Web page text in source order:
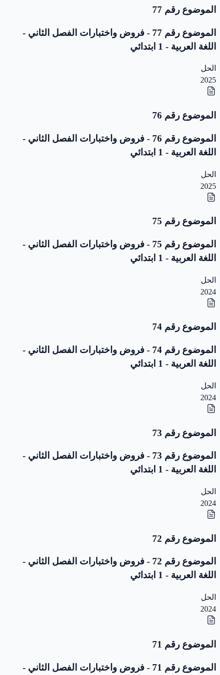
الموضوع رقم 77
الموضوع رقم 77 - فروض واختبارات الفصل الثاني -
اللغة العربية - 1 ابتدائي
الحل
2025
الموضوع رقم 76
الموضوع رقم 76 - فروض واختبارات الفصل الثاني -
اللغة العربية - 1 ابتدائي
الحل
2025
الموضوع رقم 75
الموضوع رقم 75 - فروض واختبارات الفصل الثاني -
اللغة العربية - 1 ابتدائي
الحل
2024
الموضوع رقم 74
الموضوع رقم 74 - فروض واختبارات الفصل الثاني -
اللغة العربية - 1 ابتدائي
الحل
2024
الموضوع رقم 73
الموضوع رقم 73 - فروض واختبارات الفصل الثاني -
اللغة العربية - 1 ابتدائي
الحل
2024
الموضوع رقم 72
الموضوع رقم 72 - فروض واختبارات الفصل الثاني -
اللغة العربية - 1 ابتدائي
الحل
2024
الموضوع رقم 71
الموضوع رقم 71 - فروض واختبارات الفصل الثاني -